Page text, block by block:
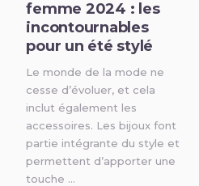
femme 2024 : les
incontournables
pour un été stylé
Le monde de la mode ne
cesse d’évoluer, et cela
inclut également les
accessoires. Les bijoux font
partie intégrante du style et
permettent d’apporter une
touche …